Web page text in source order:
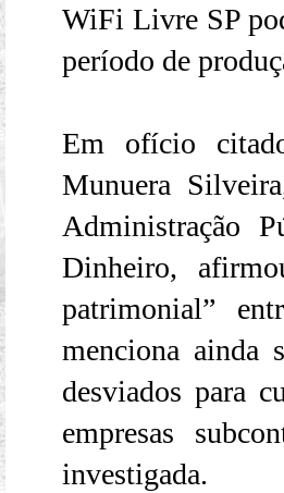
WiFi Livre SP
período de
Em ofício
Munuera
Administração
Dinheiro,
patrimonial”
menciona ainda
desviados para
empresas
investigada.